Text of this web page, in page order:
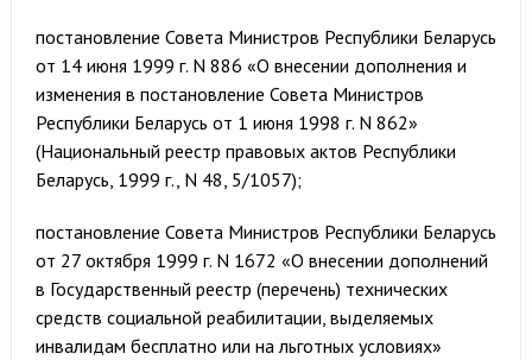
постановление Совета Министров Республики Беларусь
от 14 июня 1999 г. N 886 «О внесении дополнения и
изменения в постановление Совета Министров
Республики Беларусь от 1 июня 1998 г. N 862»
(Национальный реестр правовых актов Республики
Беларусь, 1999 г., N 48, 5/1057);
постановление Совета Министров Республики Беларусь
от 27 октября 1999 г. N 1672 «О внесении дополнений
в Государственный реестр (перечень) технических
средств социальной реабилитации, выделяемых
инвалидам бесплатно или на льготных условиях»